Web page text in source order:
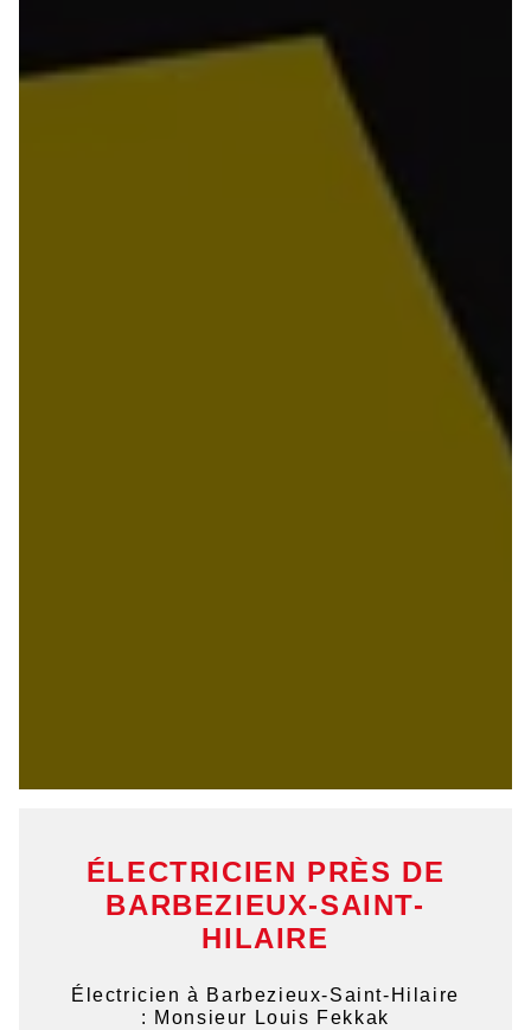
ÉLECTRICIEN PRÈS DE
BARBEZIEUX-SAINT-
HILAIRE
Électricien à Barbezieux-Saint-Hilaire
: Monsieur Louis Fekkak